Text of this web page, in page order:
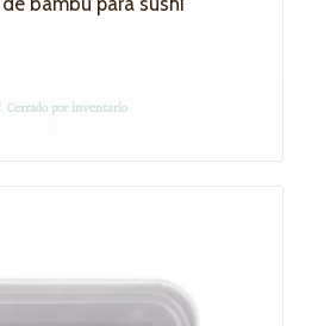
Cerrado por inventario